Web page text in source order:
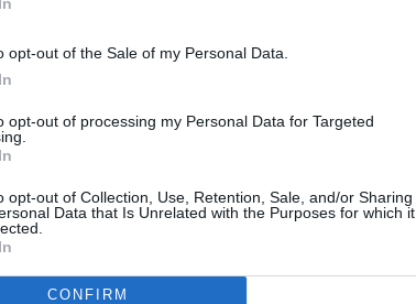
opt-out of the Sale of my Personal Data.
opt-out of processing my Personal Data for Targeted
opt-out of Collection, Use, Retention, Sale, and/or Sharing
Data that Is Unrelated with the Purposes for which it
CONFIRM
στο Ίδρυμα Π. & Μ. Κυδωνιέως